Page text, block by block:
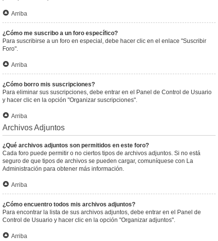
Arriba
¿Cómo me suscribo a un foro específico?
Para suscribirse a un foro en especial, debe hacer clic en el enlace "Suscribir
Foro".
Arriba
¿Cómo borro mis suscripciones?
Para eliminar sus suscripciones, debe entrar en el Panel de Control de Usuario
y hacer clic en la opción "Organizar suscripciones".
Arriba
Archivos Adjuntos
¿Qué archivos adjuntos son permitidos en este foro?
Cada foro puede permitir o no ciertos tipos de archivos adjuntos. Si no está
seguro de que tipos de archivos se pueden cargar, comuníquese con La
Administración para obtener más información.
Arriba
¿Cómo encuentro todos mis archivos adjuntos?
Para encontrar la lista de sus archivos adjuntos, debe entrar en el Panel de
Control de Usuario y hacer clic en la opción "Organizar adjuntos".
Arriba